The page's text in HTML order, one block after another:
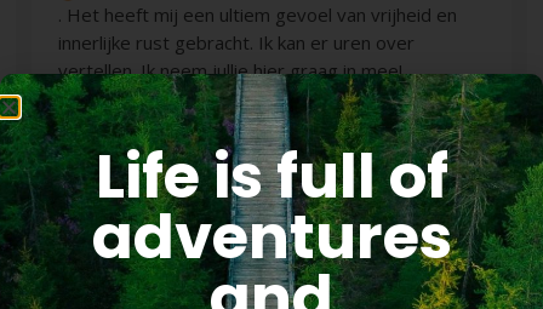
. Het heeft mij een ultiem gevoel van vrijheid en
innerlijke rust gebracht. Ik kan er uren over
vertellen. Ik neem jullie hier graag in mee!
EigenWegDoelBewust
Martine Hamstra
Life is full of
adventures